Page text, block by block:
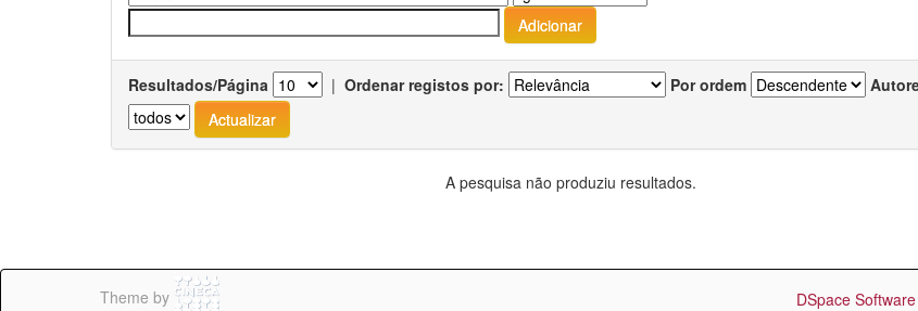
Resultados/Página | Ordenar registos por: Por ordem
A pesquisa não produziu resultados.
Theme by DSpace Software